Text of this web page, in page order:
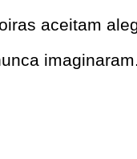
aceitam
imaginaram.